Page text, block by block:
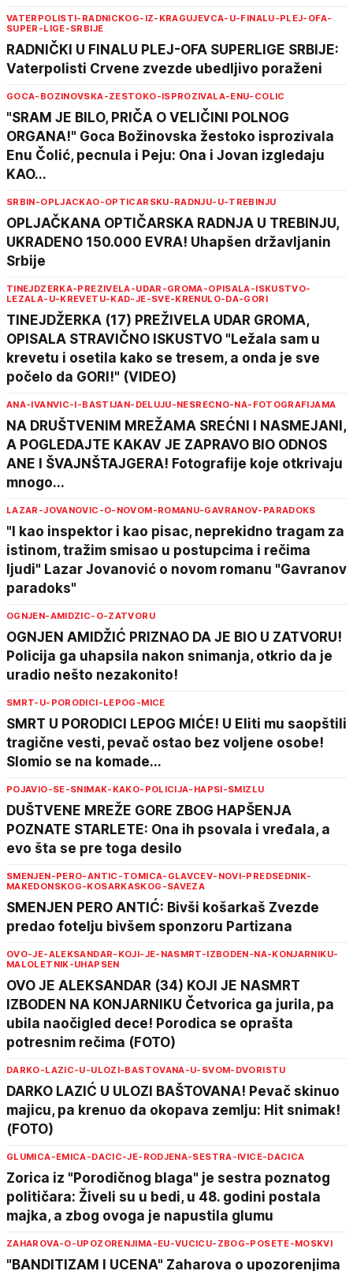
VATERPOLISTI-RADNICKOG-IZ-KRAGUJEVCA-U-FINALU-PLEJ-OFA-
SUPER-LIGE-SRBIJE
RADNIČKI U FINALU PLEJ-OFA SUPERLIGE SRBIJE:
Vaterpolisti Crvene zvezde ubedljivo poraženi
GOCA-BOZINOVSKA-ZESTOKO-ISPROZIVALA-ENU-COLIC
"SRAM JE BILO, PRIČA O VELIČINI POLNOG
ORGANA!" Goca Božinovska žestoko isprozivala
Enu Čolić, pecnula i Peju: Ona i Jovan izgledaju
KAO...
SRBIN-OPLJACKAO-OPTICARSKU-RADNJU-U-TREBINJU
OPLJAČKANA OPTIČARSKA RADNJA U TREBINJU,
UKRADENO 150.000 EVRA! Uhapšen državljanin
Srbije
TINEJDZERKA-PREZIVELA-UDAR-GROMA-OPISALA-ISKUSTVO-
LEZALA-U-KREVETU-KAD-JE-SVE-KRENULO-DA-GORI
TINEJDŽERKA (17) PREŽIVELA UDAR GROMA,
OPISALA STRAVIČNO ISKUSTVO "Ležala sam u
krevetu i osetila kako se tresem, a onda je sve
počelo da GORI!" (VIDEO)
ANA-IVANVIC-I-BASTIJAN-DELUJU-NESRECNO-NA-FOTOGRAFIJAMA
NA DRUŠTVENIM MREŽAMA SREĆNI I NASMEJANI,
A POGLEDAJTE KAKAV JE ZAPRAVO BIO ODNOS
ANE I ŠVAJNŠTAJGERA! Fotografije koje otkrivaju
mnogo...
LAZAR-JOVANOVIC-O-NOVOM-ROMANU-GAVRANOV-PARADOKS
"I kao inspektor i kao pisac, neprekidno tragam za
istinom, tražim smisao u postupcima i rečima
ljudi" Lazar Jovanović o novom romanu "Gavranov
paradoks"
OGNJEN-AMIDZIC-O-ZATVORU
OGNJEN AMIDŽIĆ PRIZNAO DA JE BIO U ZATVORU!
Policija ga uhapsila nakon snimanja, otkrio da je
uradio nešto nezakonito!
SMRT-U-PORODICI-LEPOG-MICE
SMRT U PORODICI LEPOG MIĆE! U Eliti mu saopštili
tragične vesti, pevač ostao bez voljene osobe!
Slomio se na komade...
POJAVIO-SE-SNIMAK-KAKO-POLICIJA-HAPSI-SMIZLU
DUŠTVENE MREŽE GORE ZBOG HAPŠENJA
POZNATE STARLETE: Ona ih psovala i vređala, a
evo šta se pre toga desilo
SMENJEN-PERO-ANTIC-TOMICA-GLAVCEV-NOVI-PREDSEDNIK-
MAKEDONSKOG-KOSARKASKOG-SAVEZA
SMENJEN PERO ANTIĆ: Bivši košarkaš Zvezde
predao fotelju bivšem sponzoru Partizana
OVO-JE-ALEKSANDAR-KOJI-JE-NASMRT-IZBODEN-NA-KONJARNIKU-
MALOLETNIK-UHAPSEN
OVO JE ALEKSANDAR (34) KOJI JE NASMRT
IZBODEN NA KONJARNIKU Četvorica ga jurila, pa
ubila naočigled dece! Porodica se oprašta
potresnim rečima (FOTO)
DARKO-LAZIC-U-ULOZI-BASTOVANA-U-SVOM-DVORISTU
DARKO LAZIĆ U ULOZI BAŠTOVANA! Pevač skinuo
majicu, pa krenuo da okopava zemlju: Hit snimak!
(FOTO)
GLUMICA-EMICA-DACIC-JE-RODJENA-SESTRA-IVICE-DACICA
Zorica iz "Porodičnog blaga" je sestra poznatog
političara: Živeli su u bedi, u 48. godini postala
majka, a zbog ovoga je napustila glumu
ZAHAROVA-O-UPOZORENJIMA-EU-VUCICU-ZBOG-POSETE-MOSKVI
"BANDITIZAM I UCENA" Zaharova o upozorenjima